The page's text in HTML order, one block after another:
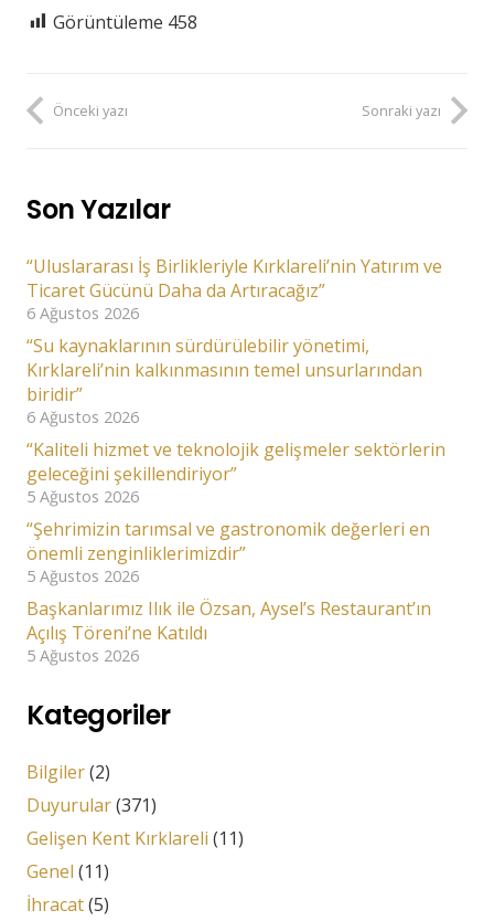
Görüntüleme 458
Önceki yazı Sonraki yazı
Son Yazılar
“Uluslararası İş Birlikleriyle Kırklareli’nin Yatırım ve
Ticaret Gücünü Daha da Artıracağız”
6 Ağustos 2026
“Su kaynaklarının sürdürülebilir yönetimi,
Kırklareli’nin kalkınmasının temel unsurlarından
biridir”
6 Ağustos 2026
“Kaliteli hizmet ve teknolojik gelişmeler sektörlerin
geleceğini şekillendiriyor”
5 Ağustos 2026
“Şehrimizin tarımsal ve gastronomik değerleri en
önemli zenginliklerimizdir”
5 Ağustos 2026
Başkanlarımız Ilık ile Özsan, Aysel’s Restaurant’ın
Açılış Töreni’ne Katıldı
5 Ağustos 2026
Kategoriler
Bilgiler(2)
Duyurular(371)
Gelişen Kent Kırklareli (11)
Genel (11)
İhracat(5)